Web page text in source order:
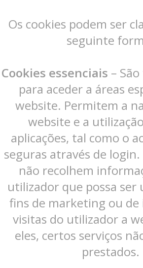
Os cookies podem ser
seguinte
Cookies essenciais –
para aceder a áreas
website. Permitem a
website e a
aplicações, tal como o
seguras através de login.
não recolhem
utilizador que possa ser
fins de marketing ou de
visitas do utilizador a
eles, certos serviços
prestados.